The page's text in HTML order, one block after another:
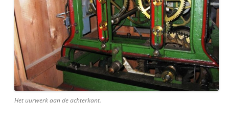
Het uurwerk aan de achterkant.